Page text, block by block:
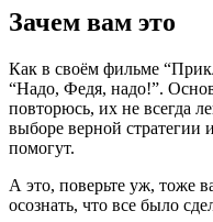
Зачем вам это
Как в своём фильме
“Надо, Федя, надо!”.
повторюсь, их не всегда
выборе верной стратегии
помогут.
А это, поверьте уж, тоже
осознать, что все было